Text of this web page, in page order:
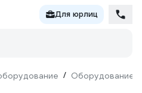
Для юрлиц
/ Оборудование